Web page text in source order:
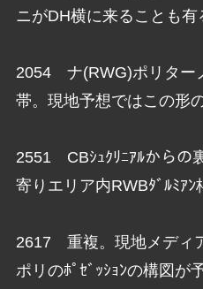
ニがDH横に来ることも有
2054 ナ(RWG)ポリター
帯。現地予想ではこの形
2551 CBｼｭｸﾘﾆｱﾙからの
寄りエリア内RWBﾀﾞﾙﾐｱﾝ
2617 重複。現地メディ
ポリのﾎﾟｾﾞｯｼｮﾝの構図が